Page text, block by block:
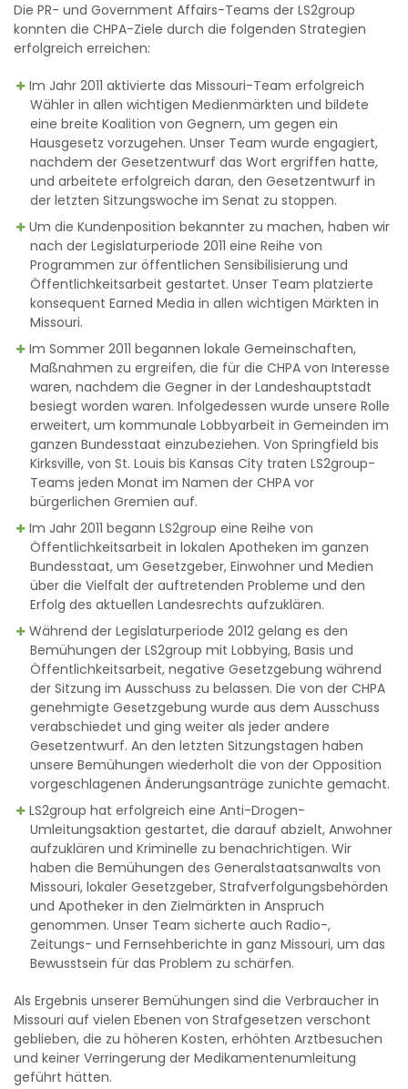
Die PR- und Government Affairs-Teams der LS2group
konnten die CHPA-Ziele durch die folgenden Strategien
erfolgreich erreichen:
Im Jahr 2011 aktivierte das Missouri-Team erfolgreich
Wähler in allen wichtigen Medienmärkten und bildete
eine breite Koalition von Gegnern, um gegen ein
Hausgesetz vorzugehen. Unser Team wurde engagiert,
nachdem der Gesetzentwurf das Wort ergriffen hatte,
und arbeitete erfolgreich daran, den Gesetzentwurf in
der letzten Sitzungswoche im Senat zu stoppen.
Um die Kundenposition bekannter zu machen, haben wir
nach der Legislaturperiode 2011 eine Reihe von
Programmen zur öffentlichen Sensibilisierung und
Öffentlichkeitsarbeit gestartet. Unser Team platzierte
konsequent Earned Media in allen wichtigen Märkten in
Missouri.
Im Sommer 2011 begannen lokale Gemeinschaften,
Maßnahmen zu ergreifen, die für die CHPA von Interesse
waren, nachdem die Gegner in der Landeshauptstadt
besiegt worden waren. Infolgedessen wurde unsere Rolle
erweitert, um kommunale Lobbyarbeit in Gemeinden im
ganzen Bundesstaat einzubeziehen. Von Springfield bis
Kirksville, von St. Louis bis Kansas City traten LS2group-
Teams jeden Monat im Namen der CHPA vor
bürgerlichen Gremien auf.
Im Jahr 2011 begann LS2group eine Reihe von
Öffentlichkeitsarbeit in lokalen Apotheken im ganzen
Bundesstaat, um Gesetzgeber, Einwohner und Medien
über die Vielfalt der auftretenden Probleme und den
Erfolg des aktuellen Landesrechts aufzuklären.
Während der Legislaturperiode 2012 gelang es den
Bemühungen der LS2group mit Lobbying, Basis und
Öffentlichkeitsarbeit, negative Gesetzgebung während
der Sitzung im Ausschuss zu belassen. Die von der CHPA
genehmigte Gesetzgebung wurde aus dem Ausschuss
verabschiedet und ging weiter als jeder andere
Gesetzentwurf. An den letzten Sitzungstagen haben
unsere Bemühungen wiederholt die von der Opposition
vorgeschlagenen Änderungsanträge zunichte gemacht.
LS2group hat erfolgreich eine Anti-Drogen-
Umleitungsaktion gestartet, die darauf abzielt, Anwohner
aufzuklären und Kriminelle zu benachrichtigen. Wir
haben die Bemühungen des Generalstaatsanwalts von
Missouri, lokaler Gesetzgeber, Strafverfolgungsbehörden
und Apotheker in den Zielmärkten in Anspruch
genommen. Unser Team sicherte auch Radio-,
Zeitungs- und Fernsehberichte in ganz Missouri, um das
Bewusstsein für das Problem zu schärfen.
Als Ergebnis unserer Bemühungen sind die Verbraucher in
Missouri auf vielen Ebenen von Strafgesetzen verschont
geblieben, die zu höheren Kosten, erhöhten Arztbesuchen
und keiner Verringerung der Medikamentenumleitung
geführt hätten.